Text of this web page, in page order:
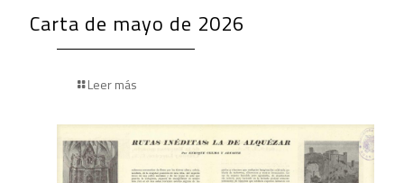
Carta de mayo de 2026
Leer más